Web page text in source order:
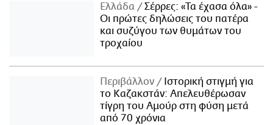
Ελλάδα
Σέρρες: «Τα έχασα όλα» -
Οι πρώτες δηλώσεις του πατέρα
και συζύγου των θυμάτων του
τροχαίου
Περιβάλλον
Ιστορική στιγμή για
το Καζακστάν: Απελευθέρωσαν
τίγρη του Αμούρ στη φύση μετά
από 70 χρόνια